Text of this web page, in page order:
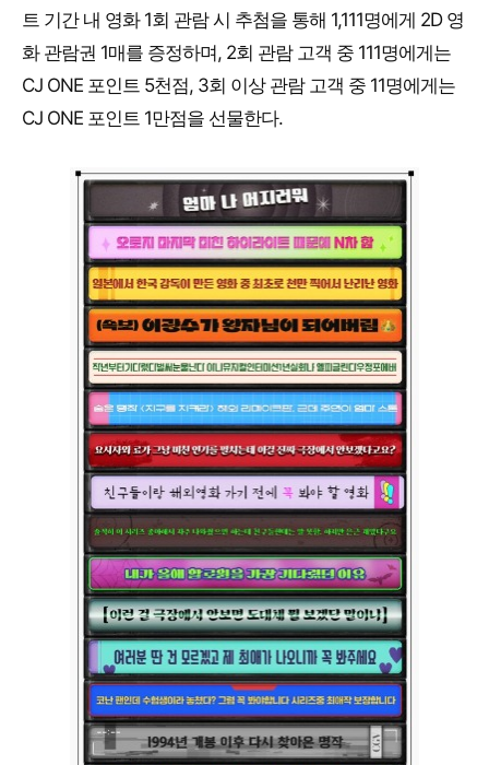
트 기간 내 영화 1회 관람 시 추첨을 통해 1,111명에게 2D 영
화 관람권 1매를 증정하며, 2회 관람 고객 중 111명에게는
CJ ONE 포인트 5천점, 3회 이상 관람 고객 중 11명에게는
CJ ONE 포인트 1만점을 선물한다.